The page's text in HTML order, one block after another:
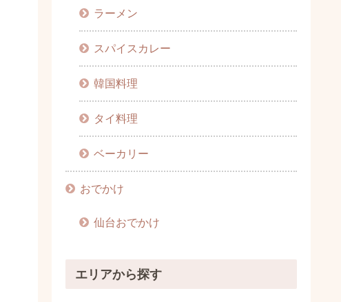
ラーメン
スパイスカレー
韓国料理
タイ料理
ベーカリー
おでかけ
仙台おでかけ
エリアから探す